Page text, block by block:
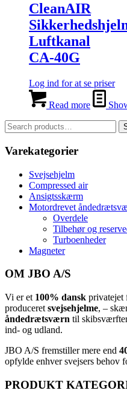
CleanAIR
Luftkanal
CA-40G
Log ind for at se priser
Read more
Search
for:
Varekategorier
Svejsehjelm
Compressed air
Ansigtsskærm
Motordrevet
Overdele
Tilbehør og
Turboenheder
Magneter
OM JBO A/S
Vi er et 100% dansk privatejet
produceret svejsehjelme, –
åndedrætsværn til
ind- og udland.
JBO A/S ⁦ fremstiller mere end
opfylde enhver svejsers behov
PRODUKT